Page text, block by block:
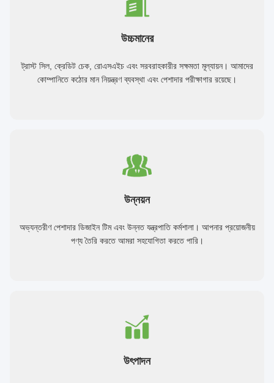
উচ্চমানের
ট্রাস্ট সিল, ক্রেডিট চেক, রোএসএইচ এবং সরবরাহকারীর সক্ষমতা মূল্যায়ন। আমাদের
কোম্পানিতে কঠোর মান নিয়ন্ত্রণ ব্যবস্থা এবং পেশাদার পরীক্ষাগার রয়েছে।
উন্নয়ন
অভ্যন্তরীণ পেশাদার ডিজাইন টিম এবং উন্নত যন্ত্রপাতি কর্মশালা। আপনার প্রয়োজনীয়
পণ্য তৈরি করতে আমরা সহযোগিতা করতে পারি।
উৎপাদন